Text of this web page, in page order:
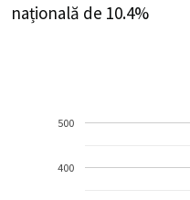
națională de 10.4%
400
500